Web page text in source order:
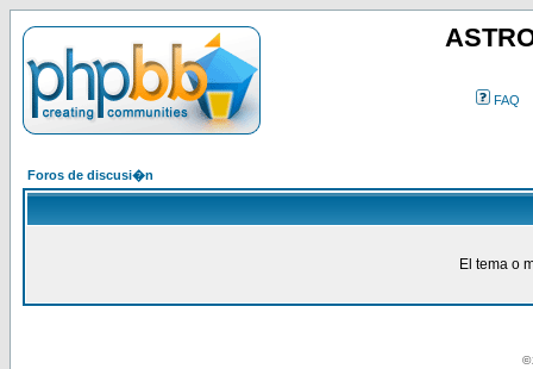
FAQ
Foros de discusi�n
El tema o
©